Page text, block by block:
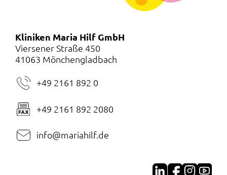
Kliniken Maria Hilf GmbH
Viersener Straße 450
41063 Mönchengladbach
+49 2161 892 0
+49 2161 892 2080
info@mariahilf.de